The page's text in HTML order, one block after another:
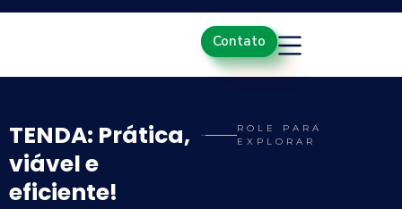
Contato
TENDA: Prática,
viável e
eficiente!
ROLE PARA
EXPLORAR